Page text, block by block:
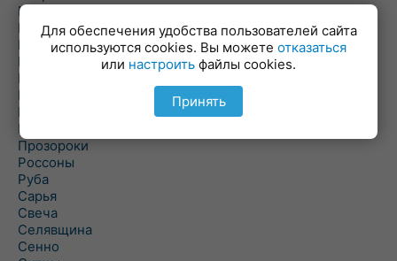
Пальминка
Парафьяново
Плисса
Повятье
Погоща
Подсвилье
Полоцк
Поставы
Прозороки
Россоны
Руба
Сарья
Свеча
Селявщина
Сенно
Для обеспечения удобства пользователей сайта
используются cookies. Вы можете отказаться
или настроить файлы cookies.
Принять